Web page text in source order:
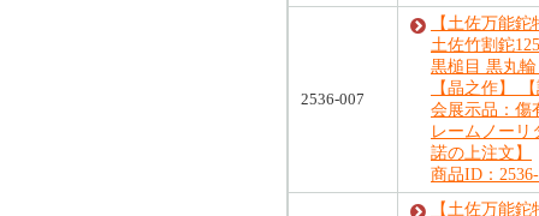
2536-007
【土佐万能鉈
土佐竹割鉈
黒槌目 黒丸
【晶之作】
会展示品：
レームノーリ
諾の上注文】
商品ID：
【土佐万能鉈